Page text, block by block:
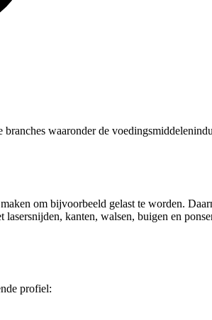
waaronder de
om bijvoorbeeld gelast te worden.
kanten, walsen, buigen en
profiel: